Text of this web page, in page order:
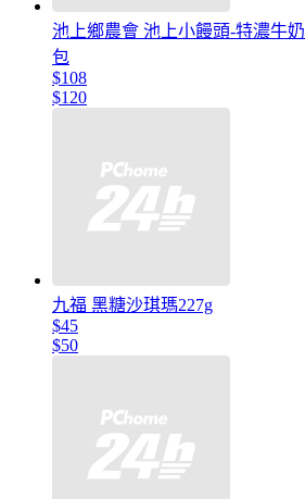
池上鄉農會 池上小饅頭-特濃牛
包
$108
$120
九福 黑糖沙琪瑪227g
$45
$50